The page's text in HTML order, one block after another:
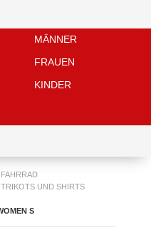
MÄNNER
FRAUEN
KINDER
FAHRRAD
TRIKOTS UND SHIRTS
S